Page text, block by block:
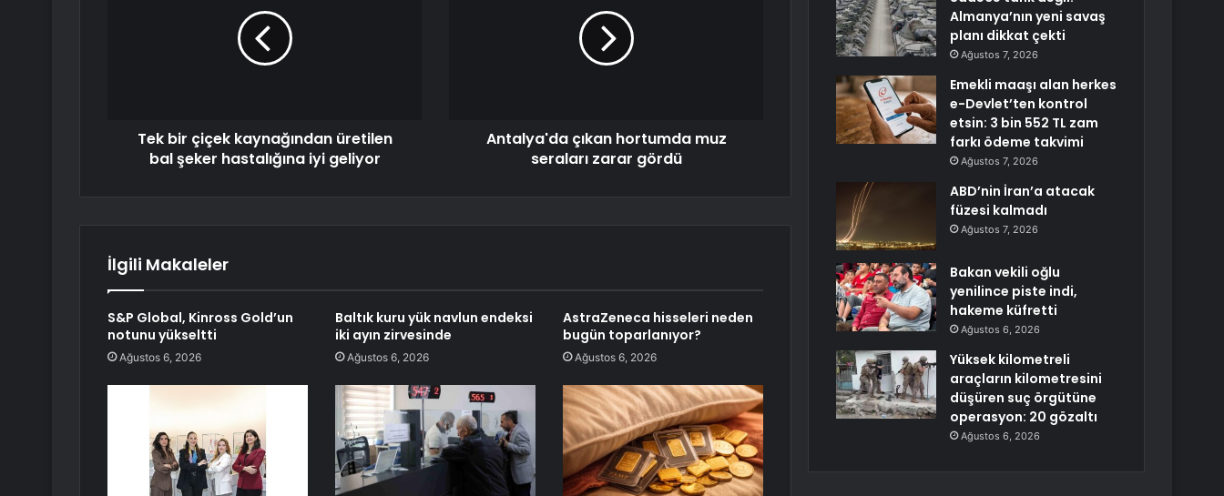
Tek bir çiçek kaynağından üretilen
bal şeker hastalığına iyi geliyor
Antalya'da çıkan hortumda muz
seraları zarar gördü
İlgili Makaleler
S&P Global, Kinross Gold’un
notunu yükseltti
Ağustos 6, 2026
Baltık kuru yük navlun endeksi
iki ayın zirvesinde
Ağustos 6, 2026
AstraZeneca hisseleri neden
bugün toparlanıyor?
Ağustos 6, 2026
Almanya’nın yeni savaş
planı dikkat çekti
Ağustos 7, 2026
Emekli maaşı alan herkes
e-Devlet’ten kontrol
etsin: 3 bin 552 TL zam
farkı ödeme takvimi
Ağustos 7, 2026
ABD’nin İran’a atacak
füzesi kalmadı
Ağustos 7, 2026
Bakan vekili oğlu
yenilince piste indi,
hakeme küfretti
Ağustos 6, 2026
Yüksek kilometreli
araçların kilometresini
düşüren suç örgütüne
operasyon: 20 gözaltı
Ağustos 6, 2026